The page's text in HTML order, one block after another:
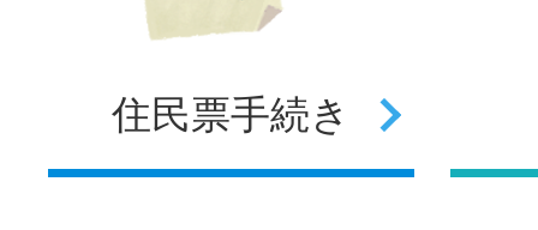
住民票手続き